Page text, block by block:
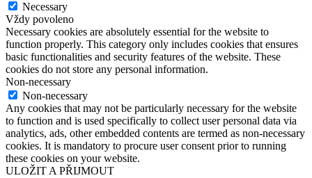
Necessary
Vždy povoleno
Necessary cookies are absolutely essential for the website to
function properly. This category only includes cookies that ensures
basic functionalities and security features of the website. These
cookies do not store any personal information.
Non-necessary
Non-necessary
Any cookies that may not be particularly necessary for the website
to function and is used specifically to collect user personal data via
analytics, ads, other embedded contents are termed as non-necessary
cookies. It is mandatory to procure user consent prior to running
these cookies on your website.
ULOŽIT A PŘIJMOUT